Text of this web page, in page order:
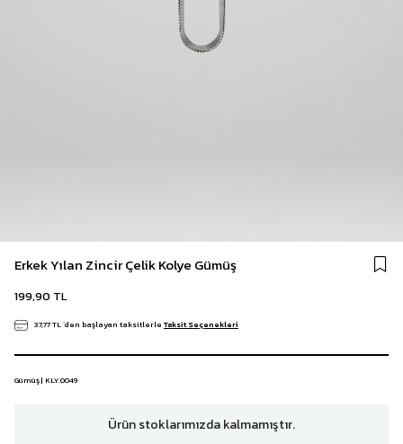
Erkek Yılan Zincir Çelik Kolye Gümüş
199,90 TL
37,77 TL`den başlayan taksitlerle Taksit Seçenekleri
Gümüş | KLY.0049
Ürün stoklarımızda kalmamıştır.